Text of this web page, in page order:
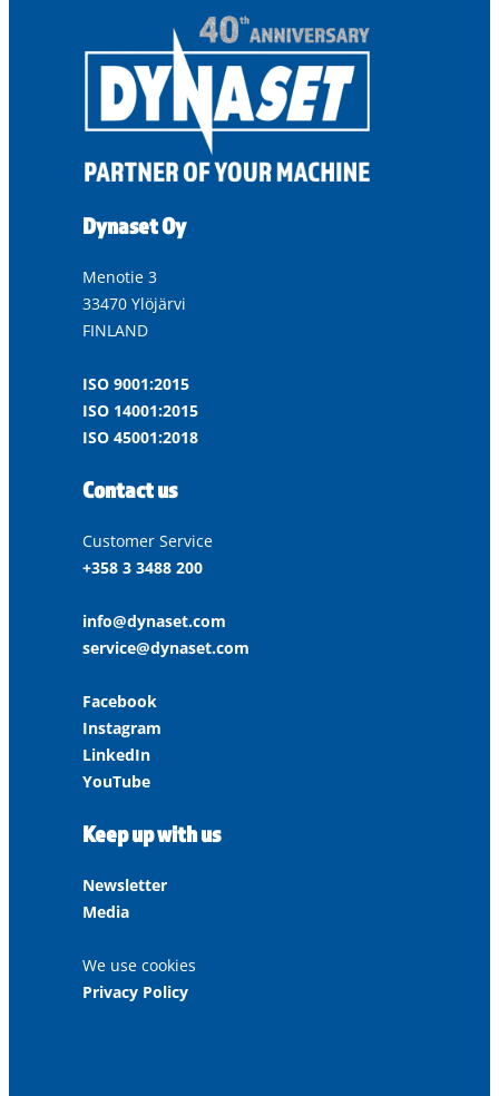
Dynaset Oy
Menotie 3
33470 Ylöjärvi
FINLAND
ISO 9001:2015
ISO 14001:2015
ISO 45001:2018
Contact us
Customer Service
+358 3 3488 200
info@dynaset.com
service@dynaset.com
Facebook
Instagram
LinkedIn
YouTube
Keep up with us
Newsletter
Media
We use cookies
Privacy Policy